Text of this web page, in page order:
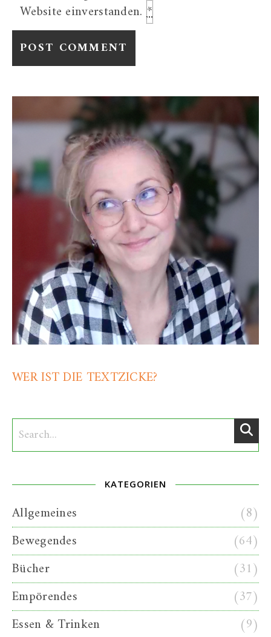
Website einverstanden. *
WER IST DIE TEXTZICKE?
KATEGORIEN
Allgemeines
(8)
Bewegendes
(64)
Bücher
(31)
Empörendes
(37)
Essen & Trinken
(9)